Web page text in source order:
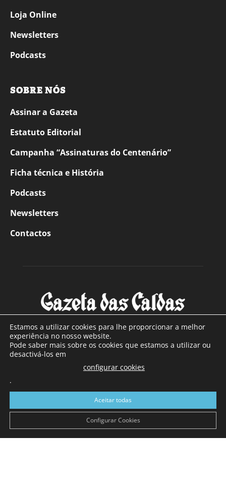
Loja Online
Newsletters
Podcasts
SOBRE NÓS
Assinar a Gazeta
Estatuto Editorial
Campanha “Assinaturas do Centenário”
Ficha técnica e História
Podcasts
Newsletters
Contactos
SOBRE NÓS
Com sede nas Caldas da Rainha e mais de 90 anos de
a sul de distrito de Leiria, com mais de 40.000 leitores por
toda a região Oeste. Jornal com distribuição em Portugal
Continental e assinatura online.
Estamos a utilizar cookies para lhe proporcionar a melhor
experiência no nosso website.
Pode saber mais sobre os cookies que estamos a utilizar ou
desactivá-los em
configurar cookies
.
Aceitar todas
Configurar Cookies